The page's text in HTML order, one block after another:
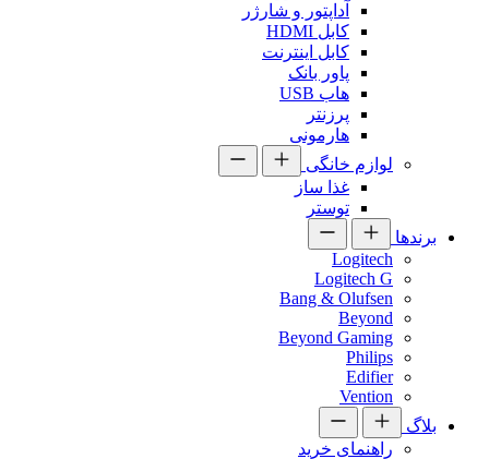
آداپتور و شارژر
کابل HDMI
کابل اینترنت
پاور بانک
هاب USB
پرزنتر
هارمونی
لوازم خانگی
غذا ساز
توستر
برندها
Logitech
Logitech G
Bang & Olufsen
Beyond
Beyond Gaming
Philips
Edifier
Vention
بلاگ
راهنمای خرید